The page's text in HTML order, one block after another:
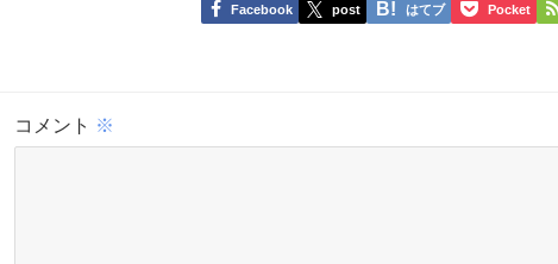
Facebook post はてブ Pocket
コメント ※